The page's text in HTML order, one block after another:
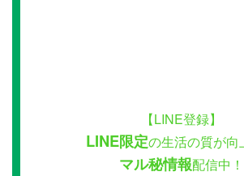
【LINE登録】
LINE限定の生活の質が向
マル秘情報配信中！